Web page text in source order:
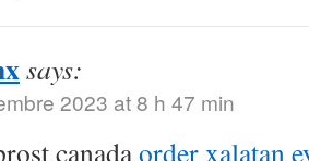
says:
2023 at 8 h 47 min
canadaorder xalatan